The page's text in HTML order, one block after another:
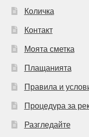
Количка
Контакт
Моята сметка
Плащанията
Правила и
Процедура за
Разгледайте